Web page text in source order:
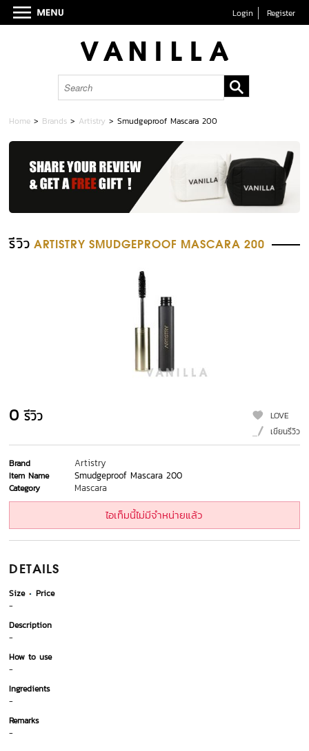
Login Register
Home > Brands > Artistry >Smudgeproof Mascara 200
รีวิว ARTISTRY SMUDGEPROOF MASCARA 200
0 รีวิว
LOVE
เขียนรีวิว
Brand Artistry
Item Name Smudgeproof Mascara 200
Category Mascara
ไอเท็มนี้ไม่มีจำหน่ายแล้ว
DETAILS
Size
Price
-
Description
-
How to use
-
Ingredients
-
Remarks
-